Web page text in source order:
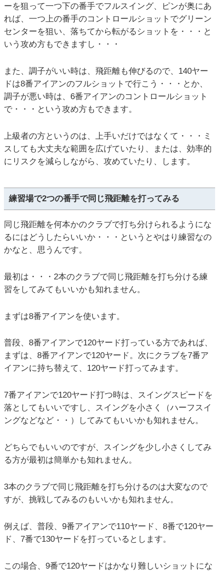
ーを狙って一つ下の番手でフルスイング、ピンが奥にあ
れば、一つ上の番手のコントロールショットでグリーン
センターを狙い、落ちてから転がるショットを・・・と
いう攻め方もできますし・・・
また、調子がいい時は、飛距離も伸びるので、140ヤー
ドは8番アイアンのフルショットで行こう・・・とか、
調子が悪い時は、6番アイアンのコントロールショット
で・・・という攻め方もできます。
上級者の方というのは、上手いだけではなくて・・・ミ
スしても大丈夫な範囲を広げていたり、または、効率的
にリスクを減らしながら、攻めていたり、します。
練習場で2つの番手で同じ飛距離を打ってみる
同じ飛距離を何本かのクラブで打ち分けられるようにな
るにはどうしたらいいか・・・というとやはり練習なの
かなと、思うんです。
最初は・・・2本のクラブで同じ飛距離を打ち分ける練
習をしてみてもいいかも知れません。
まずは8番アイアンを使います。
普段、8番アイアンで120ヤード打っている方であれば、
まずは、8番アイアンで120ヤード。次にクラブを7番ア
イアンに持ち替えて、120ヤード打ってみます。
7番アイアンで120ヤード打つ時は、スイングスピードを
落としてもいいですし、スイングを小さく（ハーフスイ
ングなどなど・・）してみてもいいかも知れません。
どちらでもいいのですが、スイングを少し小さくしてみ
る方が最初は簡単かも知れません。
3本のクラブで同じ飛距離を打ち分けるのは大変なので
すが、挑戦してみるのもいいかも知れません。
例えば、普段、9番アイアンで110ヤード、8番で120ヤー
ド、7番で130ヤードを打っているとします。
この場合、9番で120ヤードはかなり難しいショットにな